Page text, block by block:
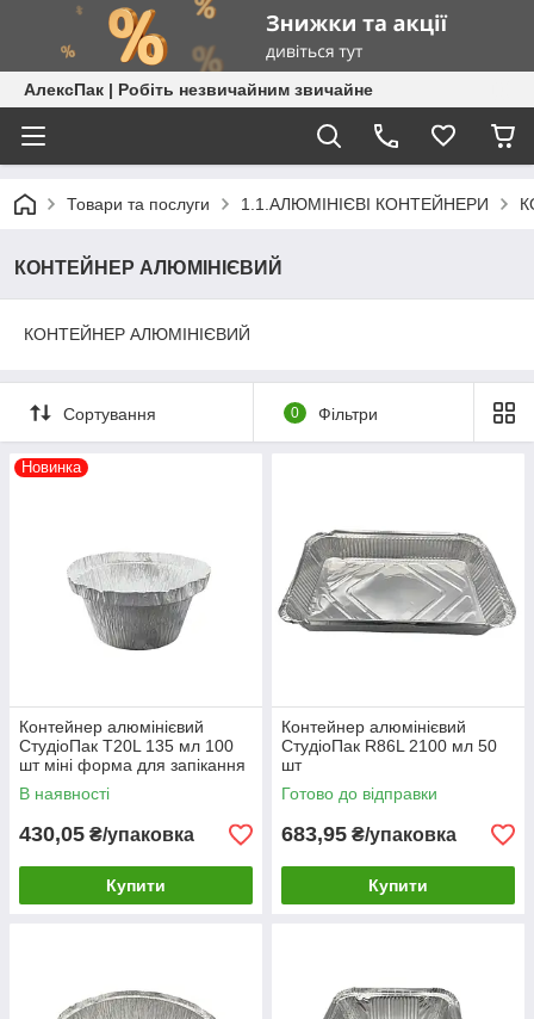
АлексПак | Робіть незвичайним звичайне
Товари та послуги 1.1.АЛЮМІНІЄВІ КОНТЕЙНЕРИ
КОНТЕЙНЕР АЛЮМІНІЄВИЙ
КОНТЕЙНЕР АЛЮМІНІЄВИЙ
Сортування 0 Фільтри
Новинка
Контейнер алюмінієвий
СтудіоПак Т20L 135 мл 100
шт міні форма для запікання
та соусів
В наявності
430,05 ₴/упаковка
Купити
Контейнер алюмінієвий
СтудіоПак R86L 2100 мл 50
шт
Готово до відправки
683,95 ₴/упаковка
Купити